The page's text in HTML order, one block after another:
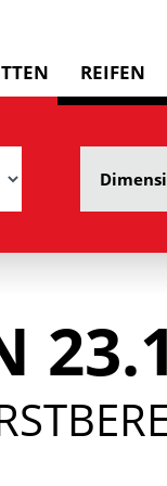
REIFEN